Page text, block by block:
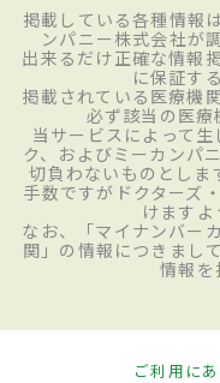
掲載している各種情報
ンパニー株式会社が
出来るだけ正確な情報
に保証す
掲載されている医療機
必ず該当の医療
当サービスによって
ク、およびミーカンパ
切負わないものとしま
手数ですがドクターズ
けますよ
なお、「マイナンバー
関」の情報につきまし
情報を
ご利用に